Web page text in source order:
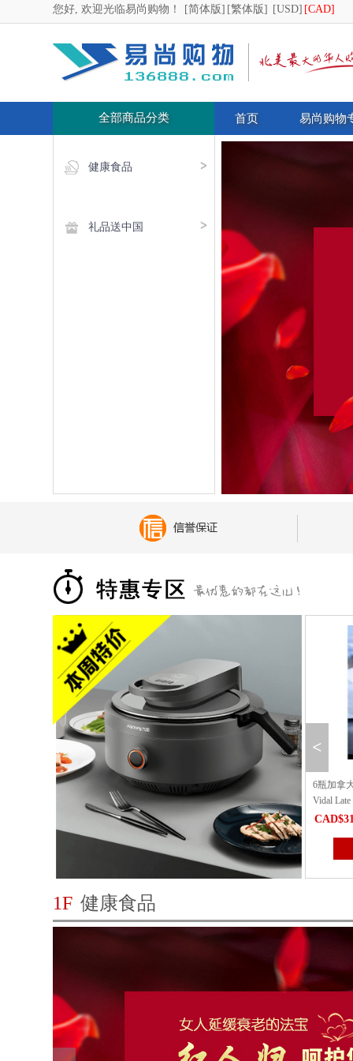
您好, 欢迎光临易尚购物！ [简体版] [繁体版] [USD] [CAD]
全部商品分类 首页 易尚购物
健康食品
礼品送中国
北美超大车厘子(新鲜直邮
6瓶加拿大之花青梅酒潮Candian Flower
Vidal Late Harvest（仅送...
CAD$311.84
立即购买
配方 高
<
1F 健康食品